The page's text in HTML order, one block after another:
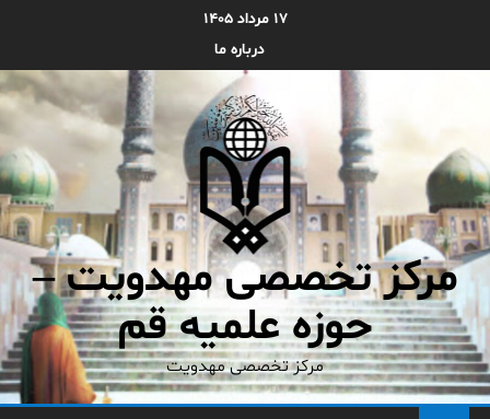
۱۷ مرداد ۱۴۰۵
درباره ما
مرکز تخصصی مهدویت –
حوزه علمیه قم
مرکز تخصصی مهدویت